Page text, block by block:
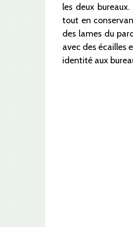
les deux
tout en
des lames du
avec des écailles
identité aux